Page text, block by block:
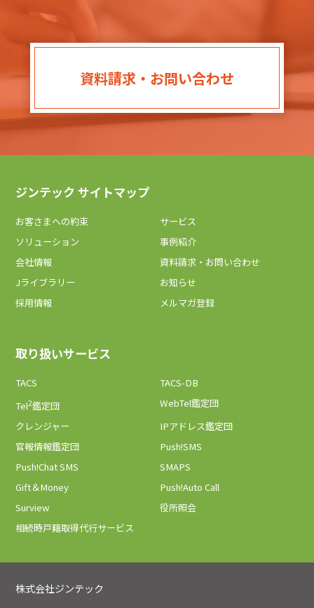
資料請求・お問い合わせ
ジンテック サイトマップ
お客さまへの約束
サービス
ソリューション
事例紹介
会社情報
資料請求・お問い合わせ
Jライブラリー
お知らせ
採用情報
メルマガ登録
取り扱いサービス
TACS
TACS-DB
Tel2鑑定団
WebTel鑑定団
クレンジャー
IPアドレス鑑定団
官報情報鑑定団
Push!SMS
Push!Chat SMS
SMAPS
Gift＆Money
Push!Auto Call
Surview
役所照会
相続時戸籍取得代行サービス
株式会社ジンテック